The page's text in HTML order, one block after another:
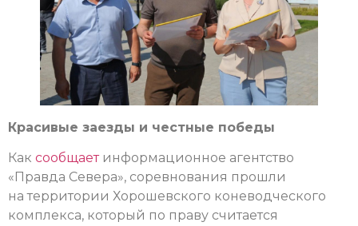
Красивые заезды и честные победы
Как сообщаетинформационное агентство
«Правда Севера», соревнования прошли
на территории Хорошевского коневодческого
комплекса, который по праву считается